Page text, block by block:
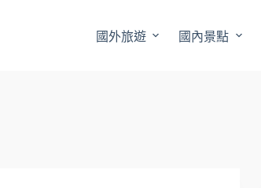
國外旅遊 國內景點